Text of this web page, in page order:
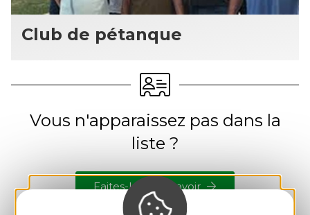
Club de pétanque
Vous n'apparaissez pas dans la
liste ?
Faites-le-nous savoir